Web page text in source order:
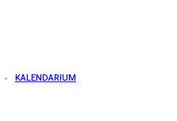
KALENDARIUM